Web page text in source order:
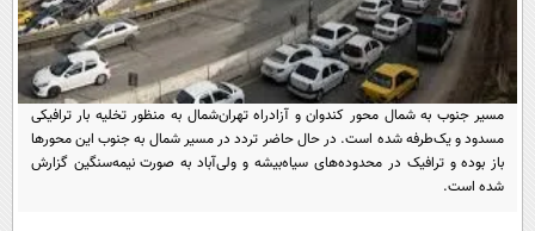
سفر و تفریح
اخبار کریپتو
گوناگون
سرگرمی
باشگاه مغز
مجله تصویری سلاح
فیلم
ورزش
عصر ایران 2
خواندنی ها و دیدنی ها
آموزش زبان
مسیر جنوب به شمال محور کندوان و آزادراه تهران‌شمال به منظور تخلیه بار ترافیکی
مسدود و یک‌طرفه شده است. در حال حاضر تردد در مسیر شمال به جنوب این محورها
باز بوده و ترافیک در محدوده‌های سیاه‌بیشه و ولی‌آباد به صورت نیمه‌سنگین گزارش
شده است.